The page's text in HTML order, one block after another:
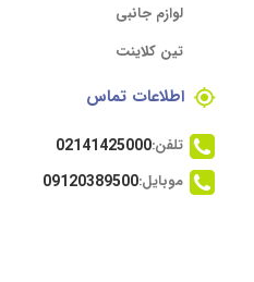
لوازم جانبی
تین کلاینت
اطلاعات تماس
تلفن:02141425000
موبایل:09120389500